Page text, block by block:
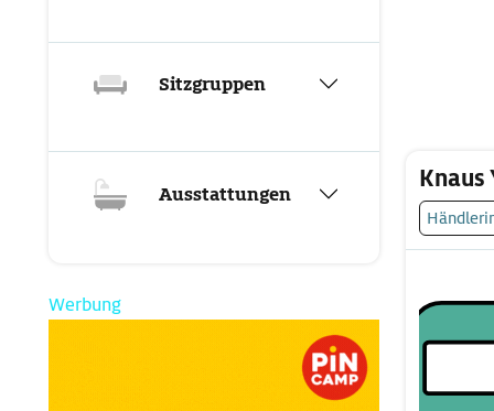
Knaus
Sitzgruppen
Ausstattungen
Werbung